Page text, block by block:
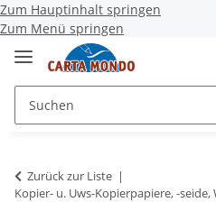
Zum Hauptinhalt springen
Zum Menü springen
Zurück zur Liste
Kopier- u. Uws-Kopierpapiere, -